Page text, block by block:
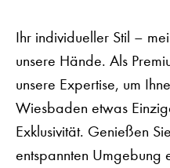
Ihr individueller Stil –
unsere Hände. Als
unsere Expertise, um
Wiesbaden etwas
Exklusivität. Genießen
entspannten Umgebung